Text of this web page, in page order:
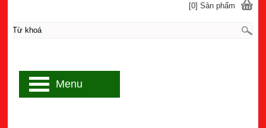
[0] Sản phẩm
Menu